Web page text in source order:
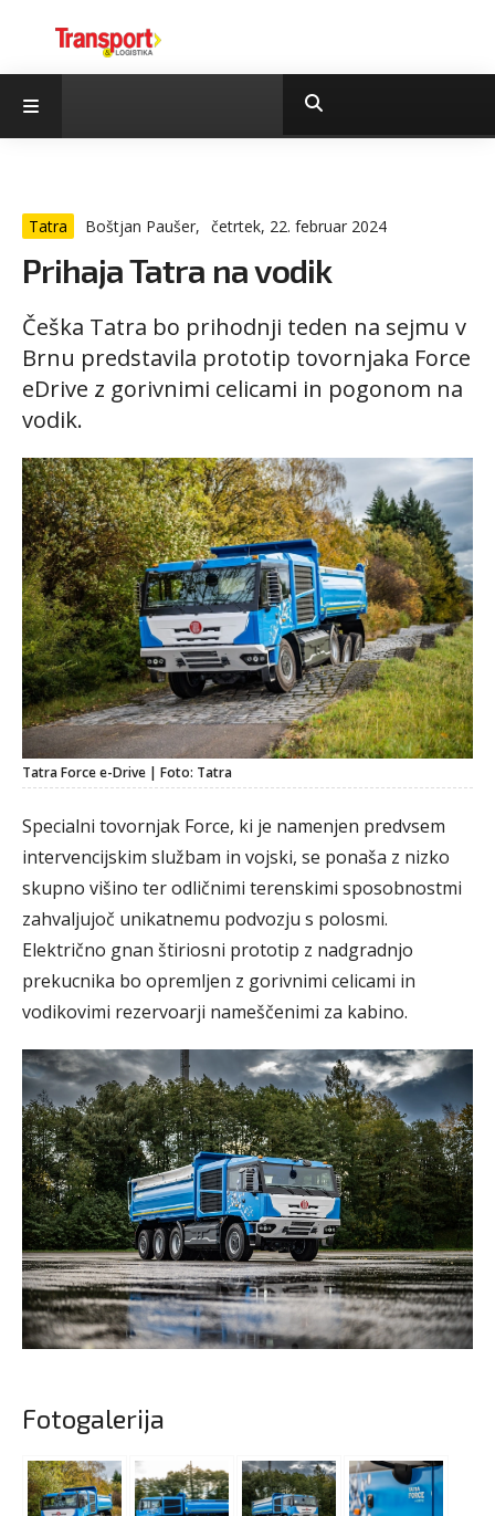
Tatra Boštjan Paušer, četrtek, 22. februar 2024
Prihaja Tatra na vodik
Češka Tatra bo prihodnji teden na sejmu v
Brnu predstavila prototip tovornjaka Force
eDrive z gorivnimi celicami in pogonom na
vodik.
Tatra Force e-Drive | Foto: Tatra
Specialni tovornjak Force, ki je namenjen predvsem
intervencijskim službam in vojski, se ponaša z nizko
skupno višino ter odličnimi terenskimi sposobnostmi
zahvaljujoč unikatnemu podvozju s polosmi.
Električno gnan štiriosni prototip z nadgradnjo
prekucnika bo opremljen z gorivnimi celicami in
vodikovimi rezervoarji nameščenimi za kabino.
Fotogalerija